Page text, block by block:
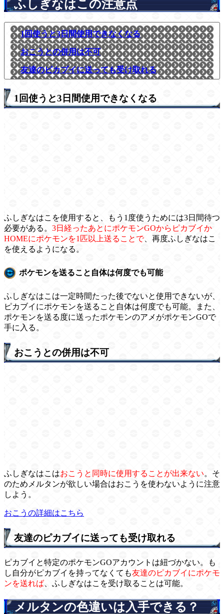
ふしぎなはこの注意点
1回使うと3日間使用できなくなる
おこうとの併用は不可
友達のピカブイに送っても受け取れる
1回使うと3日間使用できなくなる
ふしぎなはこを使用すると、もう1度使うためには3日間待つ
必要がある。 3日経ったあとにポケモンGOからピカブイか
HOMEにポケモンを1匹以上送ることで、再度ふしぎなはこ
を使えるようになる。
ポケモンを送ること自体は何度でも可能
ふしぎなはこは一定時間たった後でないと使用できないが、
ピカブイにポケモンを送ること自体は何度でも可能。また、
ポケモンを送る度に送ったポケモンのアメがポケモンGOで
手に入る。
おこうとの併用は不可
ふしぎなはこはおこうと同時に使用することが出来ない。そ
のためメルタンが欲しい場合はおこうを使わないように注意
しよう。
おこうの詳細はこちら
友達のピカブイに送っても受け取れる
ピカブイと特定のポケモンGOアカウントは紐づかない。も
し自分がピカブイを持ってなくても友達のピカブイにポケモ
ンを送れば、ふしぎなはこを受け取ることは可能。
メルタンの色違いは入手できる？